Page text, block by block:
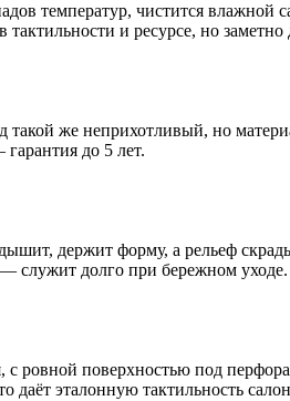
температур, чистится
и ресурсе, но заметно
же неприхотливый, но
до 5 лет.
держит форму, а рельеф
служит долго при бережном
ровной поверхностью под
даёт эталонную тактильность